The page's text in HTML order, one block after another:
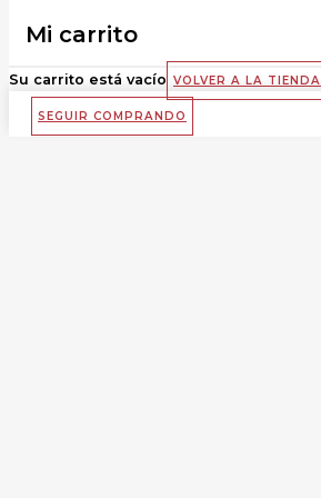
Mi carrito
Su carrito está vacío VOLVER A LA TIENDA
SEGUIR COMPRANDO